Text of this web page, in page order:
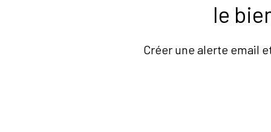
le
Créer une alerte email